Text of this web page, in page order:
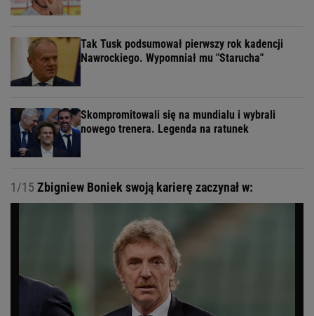
Tak Tusk podsumował pierwszy rok kadencji
Nawrockiego. Wypomniał mu "Starucha"
Skompromitowali się na mundialu i wybrali
nowego trenera. Legenda na ratunek
1/15 Zbigniew Boniek swoją karierę zaczynał w: